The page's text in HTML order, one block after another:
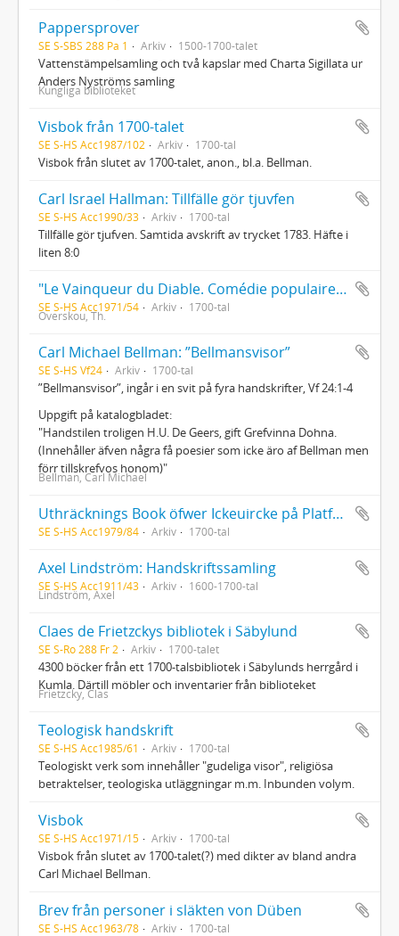
Pappersprover
SE S-SBS 288 Pa 1 Arkiv 1500-1700-talet
Vattenstämpelsamling och två kapslar med Charta Sigillata ur
Anders Nyströms samling
Kungliga biblioteket
Visbok från 1700-talet
SE S-HS Acc1987/102 Arkiv 1700-tal
Visbok från slutet av 1700-talet, anon., bl.a. Bellman.
Carl Israel Hallman: Tillfälle gör tjuvfen
SE S-HS Acc1990/33 Arkiv 1700-tal
Tillfälle gör tjufven. Samtida avskrift av trycket 1783. Häfte i
liten 8:0
"Le Vainqueur du Diable. Comédie populaire avec chant en cinq actes" de Th. Overskou
SE S-HS Acc1971/54 Arkiv 1700-tal
Overskou, Th.
Carl Michael Bellman: ”Bellmansvisor”
SE S-HS Vf24 Arkiv 1700-tal
”Bellmansvisor”, ingår i en svit på fyra handskrifter, Vf 24:1-4
Uppgift på katalogbladet:
"Handstilen troligen H.U. De Geers, gift Grefvinna Dohna.
(Innehåller äfven några få poesier som icke äro af Bellman men
förr tillskrefvos honom)"
Bellman, Carl Michael
Uthräcknings Book öfwer Ickeuircke på Platfoth i Pommersch Mynt
SE S-HS Acc1979/84 Arkiv 1700-tal
Axel Lindström: Handskriftssamling
SE S-HS Acc1911/43 Arkiv 1600-1700-tal
Lindström, Axel
Claes de Frietzckys bibliotek i Säbylund
SE S-Ro 288 Fr 2 Arkiv 1700-talet
4300 böcker från ett 1700-talsbibliotek i Säbylunds herrgård i
Kumla. Därtill möbler och inventarier från biblioteket
Frietzcky, Clas
Teologisk handskrift
SE S-HS Acc1985/61 Arkiv 1700-tal
Teologiskt verk som innehåller "gudeliga visor", religiösa
betraktelser, teologiska utläggningar m.m. Inbunden volym.
Visbok
SE S-HS Acc1971/15 Arkiv 1700-tal
Visbok från slutet av 1700-talet(?) med dikter av bland andra
Carl Michael Bellman.
Brev från personer i släkten von Düben
SE S-HS Acc1963/78 Arkiv 1700-tal